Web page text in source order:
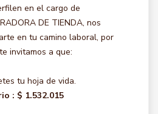
en el cargo de
DE TIENDA, nos
en tu camino laboral, por
invitamos a que:
tu hoja de vida.
: $ 1.532.015